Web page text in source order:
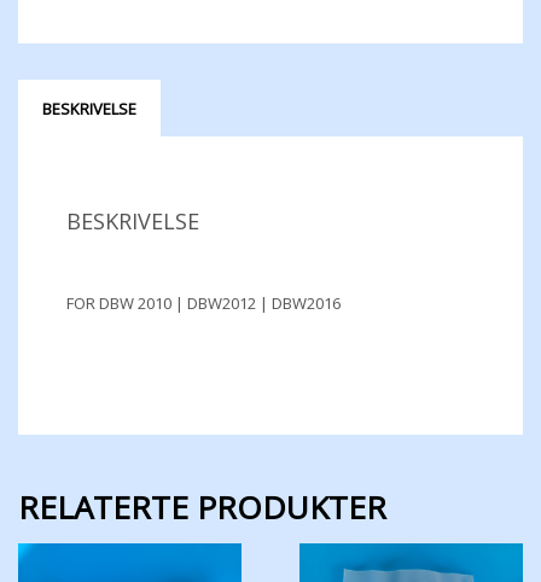
BESKRIVELSE
BESKRIVELSE
FOR DBW 2010 | DBW2012 | DBW2016
RELATERTE PRODUKTER